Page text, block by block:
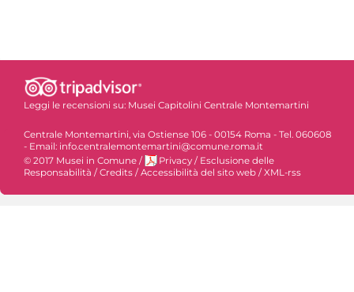
Leggi le recensioni su: Musei Capitolini Centrale Montemartini
Centrale Montemartini, via Ostiense 106 - 00154 Roma - Tel. 060608
- Email: info.centralemontemartini@comune.roma.it
© 2017 Musei in Comune / Privacy / Esclusione delle
Responsabilità /Credits /Accessibilità del sito web /XML-rss